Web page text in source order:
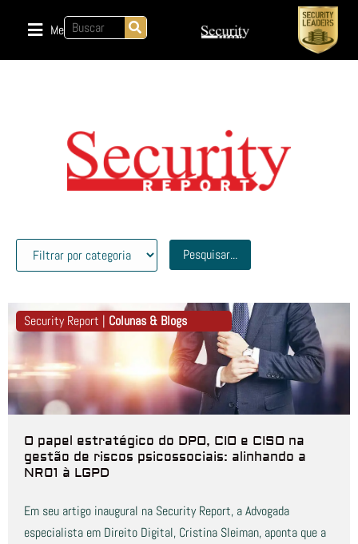
Menu
Pesquisar...
Security Report | Colunas & Blogs
O papel estratégico do DPO, CIO e CISO na
gestão de riscos psicossociais: alinhando a
NR01 à LGPD
Em seu artigo inaugural na Security Report, a Advogada
especialista em Direito Digital, Cristina Sleiman, aponta que a